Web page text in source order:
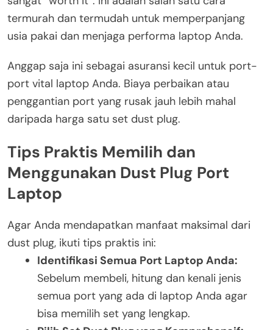
termurah dan termudah untuk memperpanjang
usia pakai dan menjaga performa laptop Anda.
Anggap saja ini sebagai asuransi kecil untuk port-
port vital laptop Anda. Biaya perbaikan atau
penggantian port yang rusak jauh lebih mahal
daripada harga satu set dust plug.
Tips Praktis Memilih dan
Menggunakan Dust Plug Port
Laptop
Agar Anda mendapatkan manfaat maksimal dari
dust plug, ikuti tips praktis ini:
Identifikasi Semua Port Laptop Anda:
Sebelum membeli, hitung dan kenali jenis
semua port yang ada di laptop Anda agar
bisa memilih set yang lengkap.